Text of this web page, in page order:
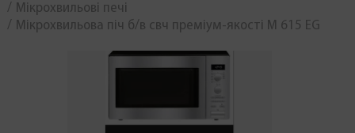
Мікрохвильові печі
Мікрохвильова піч б/в свч преміум-якості M 615 EG